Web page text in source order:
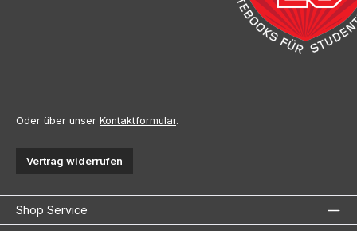
Oder über unser Kontaktformular.
Vertrag widerrufen
Shop Service